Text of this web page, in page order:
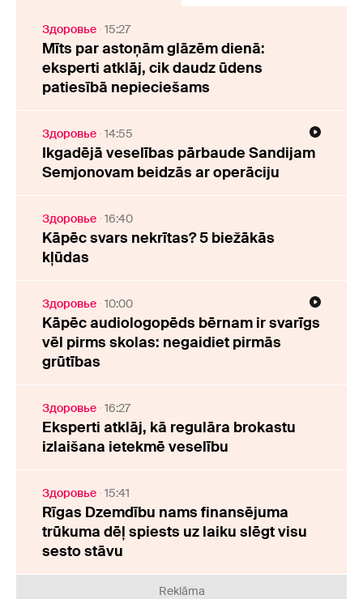
Здоровье 15:27
Mīts par astoņām glāzēm dienā:
eksperti atklāj, cik daudz ūdens
patiesībā nepieciešams
Здоровье 14:55
Ikgadējā veselības pārbaude Sandijam
Semjonovam beidzās ar operāciju
Здоровье 16:40
Kāpēc svars nekrītas? 5 biežākās
kļūdas
Здоровье 10:00
Kāpēc audiologopēds bērnam ir svarīgs
vēl pirms skolas: negaidiet pirmās
grūtības
Здоровье 16:27
Eksperti atklāj, kā regulāra brokastu
izlaišana ietekmē veselību
Здоровье 15:41
Rīgas Dzemdību nams finansējuma
trūkuma dēļ spiests uz laiku slēgt visu
sesto stāvu
Reklāma